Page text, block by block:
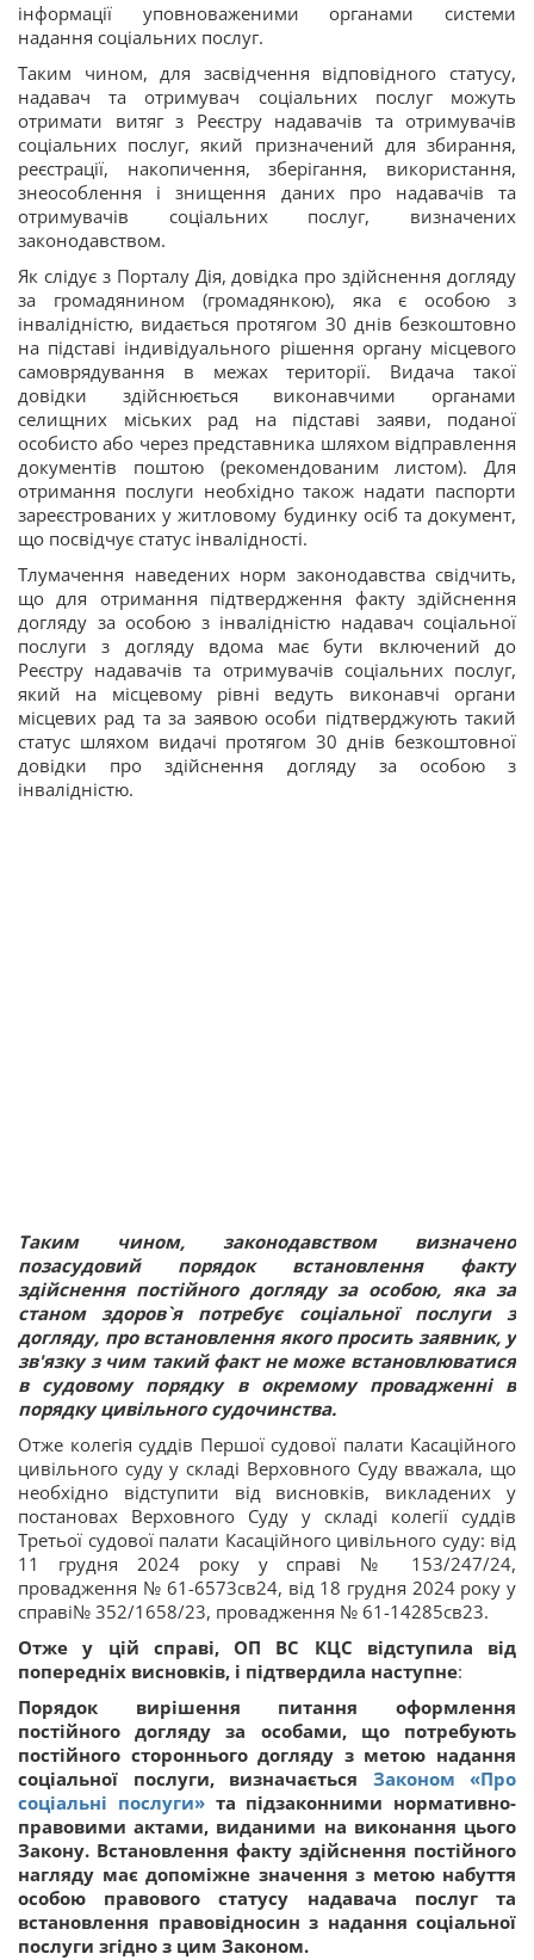
інформації уповноваженими органами системи
надання соціальних послуг.
Таким чином, для засвідчення відповідного статусу,
надавач та отримувач соціальних послуг можуть
отримати витяг з Реєстру надавачів та отримувачів
соціальних послуг, який призначений для збирання,
реєстрації, накопичення, зберігання, використання,
знеособлення і знищення даних про надавачів та
отримувачів соціальних послуг, визначених
законодавством.
Як слідує з Порталу Дія, довідка про здійснення догляду
за громадянином (громадянкою), яка є особою з
інвалідністю, видається протягом 30 днів безкоштовно
на підставі індивідуального рішення органу місцевого
самоврядування в межах території. Видача такої
довідки здійснюється виконавчими органами
селищних міських рад на підставі заяви, поданої
особисто або через представника шляхом відправлення
документів поштою (рекомендованим листом). Для
отримання послуги необхідно також надати паспорти
зареєстрованих у житловому будинку осіб та документ,
що посвідчує статус інвалідності.
Тлумачення наведених норм законодавства свідчить,
що для отримання підтвердження факту здійснення
догляду за особою з інвалідністю надавач соціальної
послуги з догляду вдома має бути включений до
Реєстру надавачів та отримувачів соціальних послуг,
який на місцевому рівні ведуть виконавчі органи
місцевих рад та за заявою особи підтверджують такий
статус шляхом видачі протягом 30 днів безкоштовної
довідки про здійснення догляду за особою з
інвалідністю.
Таким чином, законодавством визначено
позасудовий порядок встановлення факту
здійснення постійного догляду за особою, яка за
станом здоров`я потребує соціальної послуги з
догляду, про встановлення якого просить заявник, у
зв'язку з чим такий факт не може встановлюватися
в судовому порядку в окремому провадженні в
порядку цивільного судочинства.
Отже колегія суддів Першої судової палати Касаційного
цивільного суду у складі Верховного Суду вважала, що
необхідно відступити від висновків, викладених у
постановах Верховного Суду у складі колегії суддів
Третьої судової палати Касаційного цивільного суду: від
11 грудня 2024 року у справі № 153/247/24,
провадження № 61-6573св24, від 18 грудня 2024 року у
справі№ 352/1658/23, провадження № 61-14285св23.
Отже у цій справі, ОП ВС КЦС відступила від
попередніх висновків, і підтвердила наступне:
Порядок вирішення питання оформлення
постійного догляду за особами, що потребують
постійного стороннього догляду з метою надання
соціальної послуги, визначається Законом «Про
соціальні послуги»та підзаконними нормативно-
правовими актами, виданими на виконання цього
Закону. Встановлення факту здійснення постійного
нагляду має допоміжне значення з метою набуття
особою правового статусу надавача послуг та
встановлення правовідносин з надання соціальної
послуги згідно з цим Законом.